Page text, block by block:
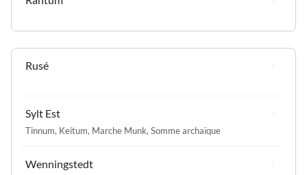
Rusé
Sylt Est
Tinnum, Keitum, Marche Munk, Somme archaïque
Wenningstedt